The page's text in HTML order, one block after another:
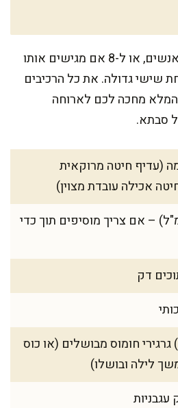
המתכון הזה מספיק ל-6 אנשים, או ל-8 אם מגישים אותו
שישי גדולה. את כל הרכיבים
המלא מחכה לכם לארוחה
סבתא.
(עדיף חיטה מרוקאית
אכילה עובדת מצוין)
כוסות מים (750 מ"ל) – אם צריך מוסיפים תוך כדי
(400 גרם) גרגירי חומוס מבושלים (או כוס
לילה ובושלו)